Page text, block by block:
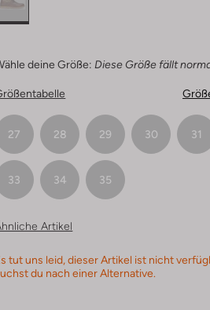
deine Größe: Diese Größe fällt
27 28 29 30 31
33 34 35
Artikel
tut uns leid, dieser Artikel ist nicht
du nach einer Alternative.